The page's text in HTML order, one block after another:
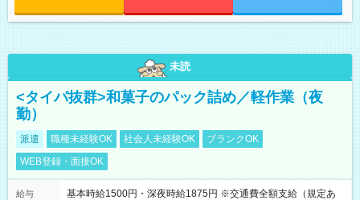
未読
<タイパ抜群>和菓子のパック詰め／軽作業（夜
勤）
派遣 職種未経験OK 社会人未経験OK
ブランクOK
WEB登録・面接OK
給与
基本時給1500円・深夜時給1875円 ※交通費全額支給（規定あ